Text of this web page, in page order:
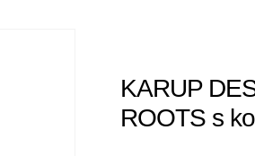
KARUP
ROOTS s